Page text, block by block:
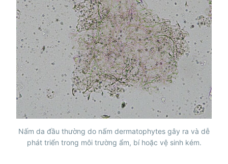
Nấm da đầu thường do nấm dermatophytes gây ra và dễ
phát triển trong môi trường ẩm, bí hoặc vệ sinh kém.